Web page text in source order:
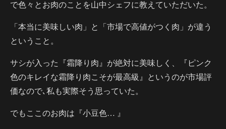
で色々とお肉のことを山中シェフに教えていただいた。
「本当に美味しい肉」と「市場で高値がつく肉」が違う
ということ。
サシが入った『霜降り肉』が絶対に美味しく、『ピンク
色のキレイな霜降り肉こそが最高級』というのが市場評
価なので､私も実際そう思っていた。
でもここのお肉は『小豆色… 』